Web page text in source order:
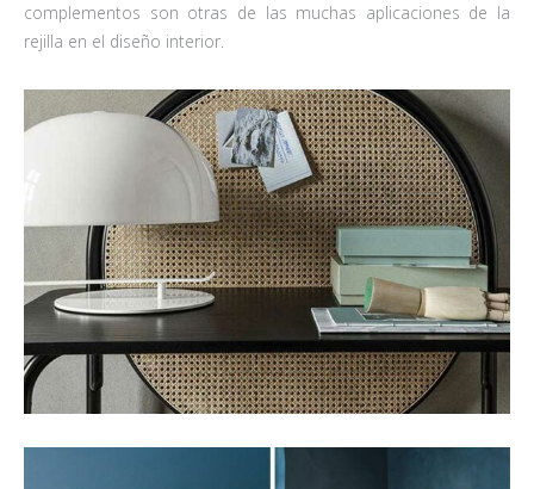
complementos son otras de las muchas aplicaciones de la
rejilla en el diseño interior.